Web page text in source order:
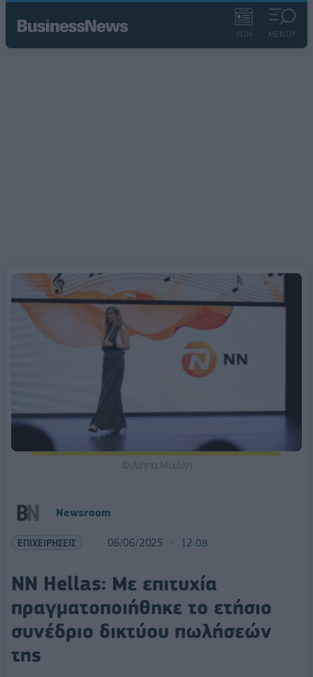
ΡΟΗ ΜΕΝΟΥ
Φιλίππα Μιχάλη
Newsroom
ΕΠΙΧΕΙΡΗΣΕΙΣ 06/06/2025 12:08
NN Hellas: Με επιτυχία
πραγματοποιήθηκε το ετήσιο
συνέδριο δικτύου πωλήσεών
της